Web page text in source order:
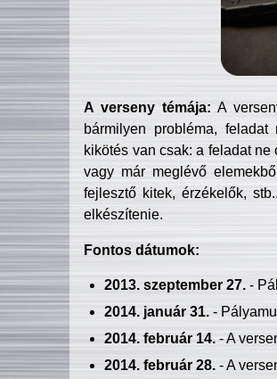
A verseny témája: A
bármilyen probléma, feladat
kikötés van csak: a feladat
vagy már meglévő
fejlesztő kitek, érzékelők,
elkészítenie.
Fontos dátumok:
2013. szeptember 27.-
2014. január 31.-
2014. február 14.- A
2014. február 28.- A